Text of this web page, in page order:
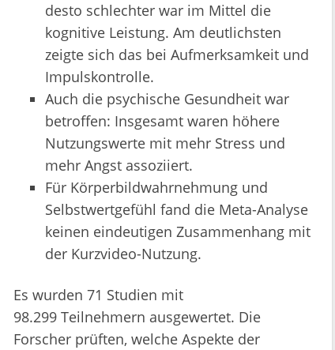
desto schlechter war im Mittel die
kognitive Leistung. Am deutlichsten
zeigte sich das bei Aufmerksamkeit und
Impulskontrolle.
Auch die psychische Gesundheit war
betroffen: Insgesamt waren höhere
Nutzungswerte mit mehr Stress und
mehr Angst assoziiert.
Für Körperbildwahrnehmung und
Selbstwertgefühl fand die Meta-Analyse
keinen eindeutigen Zusammenhang mit
der Kurzvideo-Nutzung.
Es wurden 71 Studien mit
98.299 Teilnehmern ausgewertet. Die
Forscher prüften, welche Aspekte der